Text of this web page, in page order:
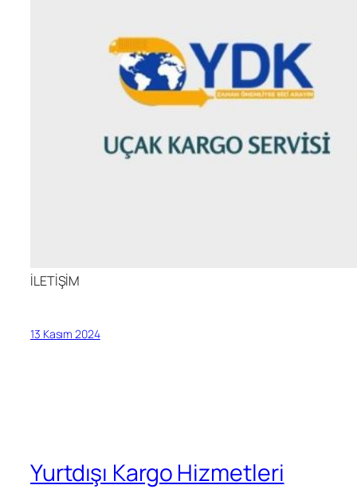
İLETİŞİM
13 Kasım 2024
Yurtdışı Kargo Hizmetleri